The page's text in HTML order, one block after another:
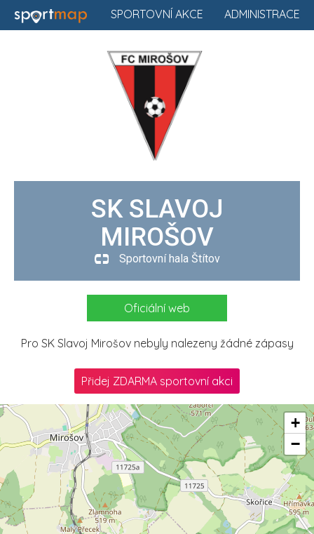
ADMINISTRACE
SPORTOVNÍ AKCE
SK SLAVOJ
MIROŠOV
Sportovní hala Štítov
Oficiální web
Pro SK Slavoj Mirošov nebyly nalezeny žádné zápasy
Přidej ZDARMA sportovní akci
+
−